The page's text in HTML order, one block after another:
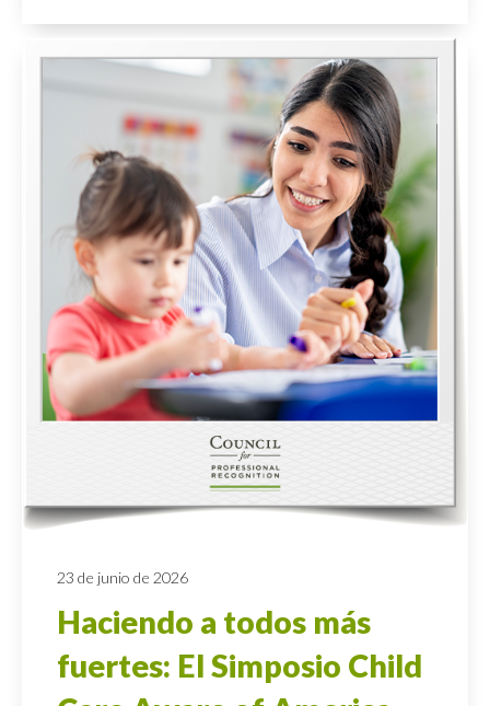
23 de junio de 2026
Haciendo a todos más
fuertes: El Simposio Child